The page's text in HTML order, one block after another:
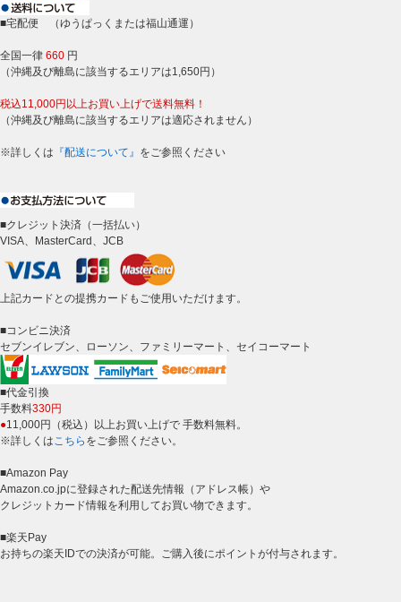
■宅配便 （ゆうぱっくまたは福山通運）
全国一律 660 円
（沖縄及び離島に該当するエリアは1,650円）
税込11,000円以上お買い上げで送料無料！
（沖縄及び離島に該当するエリアは適応されません）
※詳しくは 『配送について』 をご参照ください
■クレジット決済（一括払い）
VISA、MasterCard、JCB
上記カードとの提携カードもご使用いただけます。
■コンビニ決済
セブンイレブン、ローソン、ファミリーマート、セイコーマート
■代金引換
手数料330円
●11,000円（税込）以上お買い上げで 手数料無料。
※詳しくはこちら をご参照ください。
■Amazon Pay
Amazon.co.jpに登録された配送先情報（アドレス帳）や
クレジットカード情報を利用してお買い物できます。
■楽天Pay
お持ちの楽天IDでの決済が可能。ご購入後にポイントが付与されます。